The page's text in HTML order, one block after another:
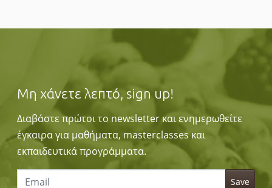
Μη χάνετε λεπτό, sign up!
Διαβάστε πρώτοι το newsletter και ενημερωθείτε
έγκαιρα για μαθήματα, masterclasses και
εκπαιδευτικά προγράμματα.